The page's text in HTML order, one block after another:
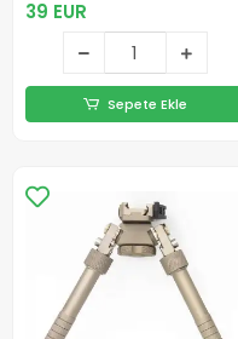
39 EUR
Sepete Ekle